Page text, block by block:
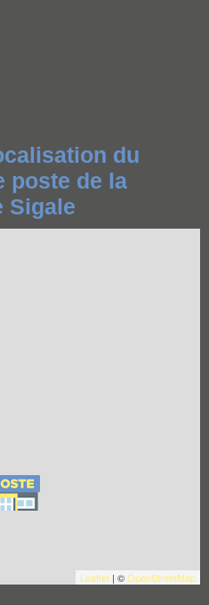
du
poste de la
Sigale
Leaflet | ©OpenStreetMap